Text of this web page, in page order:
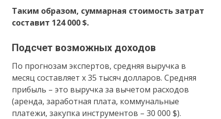
Таким образом, суммарная стоимость затрат
составит 124 000 $.
Подсчет возможных доходов
По прогнозам экспертов, средняя выручка в
месяц составляет х 35 тысяч долларов. Средняя
прибыль – это выручка за вычетом расходов
(аренда, заработная плата, коммунальные
платежи, закупка инструментов – 30 000 $).